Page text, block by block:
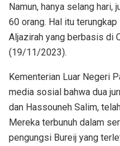
Namun, hanya selang hari,
60 orang. Hal itu
Aljazirah yang berbasis di
(19/11/2023).
Kementerian Luar Negeri
media sosial bahwa dua
dan Hassouneh Salim,
Mereka terbunuh dalam
pengungsi Bureij yang